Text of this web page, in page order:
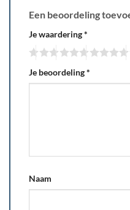
Een beoordeling
Je waardering*
Je beoordeling*
Naam